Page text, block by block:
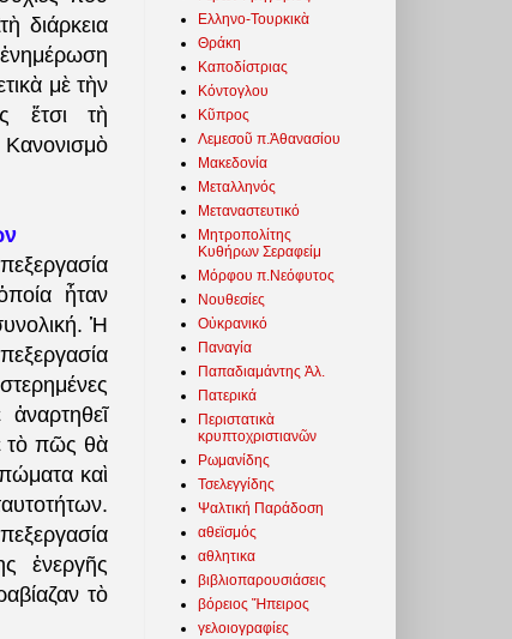
διάρκεια
μὲ τὴν
ἔτσι τὴ
Κανονισμὸ
ἦταν
Ἡ
τὸ πῶς θὰ
καὶ
ἐνεργῆς
τὸ
Ελληνο-Τουρκικὰ
Θράκη
Καποδίστριας
Κόντογλου
Κῦπρος
Λεμεσοῦ π.Ἀθανασίου
Μακεδονία
Μεταλληνός
Μεταναστευτικό
Μητροπολίτης
Κυθήρων Σεραφείμ
Μόρφου π.Νεόφυτος
Νουθεσίες
Οὐκρανικό
Παναγία
Παπαδιαμάντης Ἀλ.
Πατερικά
Περιστατικὰ
κρυπτοχριστιανῶν
Ρωμανίδης
Τσελεγγίδης
Ψαλτική Παράδοση
αθεϊσμός
αθλητικα
βιβλιοπαρουσιάσεις
βόρειος Ἤπειρος
γελοιογραφίες